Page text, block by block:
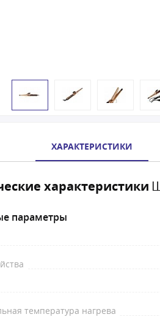
ХАРАКТЕРИСТИКИ
характеристики
параметры
температура нагрева